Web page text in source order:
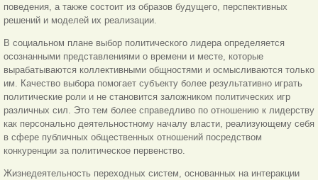
поведения, а также состоит из образов будущего, перспективных
решений и моделей их реализации.
В социальном плане выбор политического лидера определяется
осознанными представлениями о времени и месте, которые
вырабатываются коллективными общностями и осмысливаются только
им. Качество выбора помогает субъекту более результативно играть
политические роли и не становится заложником политических игр
различных сил. Это тем более справедливо по отношению к лидерству
как персонально деятельностному началу власти, реализующему себя
в сфере публичных общественных отношений посредством
конкуренции за политическое первенство.
Жизнедеятельность переходных систем, основанных на интеракции